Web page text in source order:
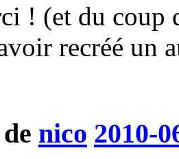
! (et du coup
recréé un
nico 2010-